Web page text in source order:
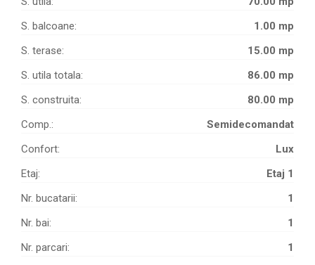
S. balcoane:
1.00 mp
S. terase:
15.00 mp
S. utila totala:
86.00 mp
S. construita:
80.00 mp
Comp.:
Semidecomandat
Confort:
Lux
Etaj:
Etaj 1
Nr. bucatarii:
1
Nr. bai:
1
Nr. parcari:
1